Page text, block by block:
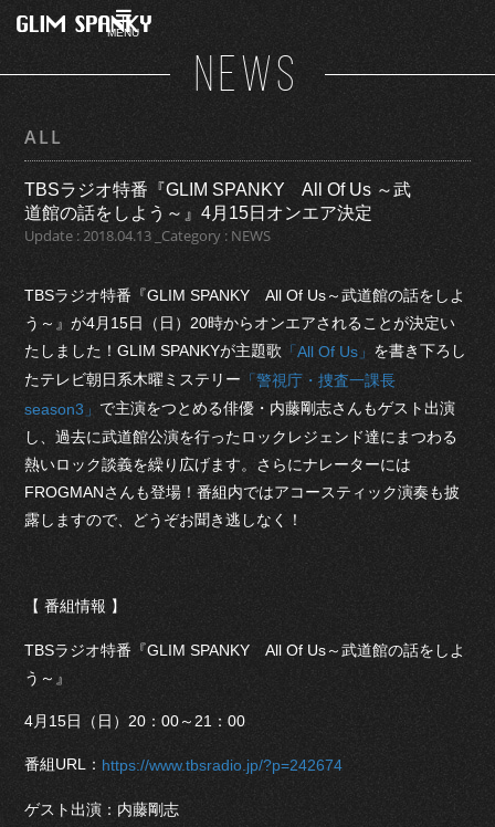
MENU
NEWS
ALL
TBSラジオ特番『GLIM SPANKY All Of Us ～武
道館の話をしよう～』4月15日オンエア決定
Update : 2018.04.13 _Category : NEWS
TBSラジオ特番『GLIM SPANKY All Of Us～武道館の話をしよ
う～』が4月15日（日）20時からオンエアされることが決定い
たしました！GLIM SPANKYが主題歌 「All Of Us」 を書き下ろし
たテレビ朝日系木曜ミステリー 「警視庁・捜査一課長
season3」 で主演をつとめる俳優・内藤剛志さんもゲスト出演
し、過去に武道館公演を行ったロックレジェンド達にまつわる
熱いロック談義を繰り広げます。さらにナレーターには
FROGMANさんも登場！番組内ではアコースティック演奏も披
露しますので、どうぞお聞き逃しなく！
【 番組情報 】
TBSラジオ特番『GLIM SPANKY All Of Us～武道館の話をしよ
う～』
4月15日（日）20：00～21：00
番組URL： https://www.tbsradio.jp/?p=242674
ゲスト出演：内藤剛志